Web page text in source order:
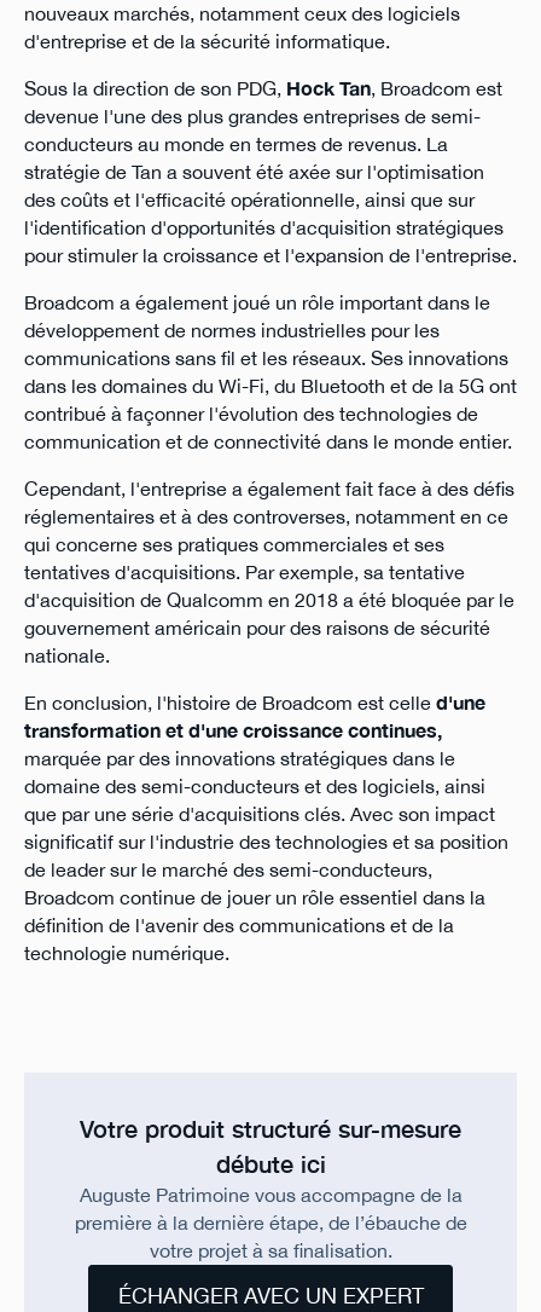
nouveaux marchés, notamment ceux des logiciels
d'entreprise et de la sécurité informatique.
Sous la direction de son PDG, Hock Tan, Broadcom est
devenue l'une des plus grandes entreprises de semi-
conducteurs au monde en termes de revenus. La
stratégie de Tan a souvent été axée sur l'optimisation
des coûts et l'efficacité opérationnelle, ainsi que sur
l'identification d'opportunités d'acquisition stratégiques
pour stimuler la croissance et l'expansion de l'entreprise.
Broadcom a également joué un rôle important dans le
développement de normes industrielles pour les
communications sans fil et les réseaux. Ses innovations
dans les domaines du Wi-Fi, du Bluetooth et de la 5G ont
contribué à façonner l'évolution des technologies de
communication et de connectivité dans le monde entier.
Cependant, l'entreprise a également fait face à des défis
réglementaires et à des controverses, notamment en ce
qui concerne ses pratiques commerciales et ses
tentatives d'acquisitions. Par exemple, sa tentative
d'acquisition de Qualcomm en 2018 a été bloquée par le
gouvernement américain pour des raisons de sécurité
nationale.
En conclusion, l'histoire de Broadcom est celle d'une
transformation et d'une croissance continues,
marquée par des innovations stratégiques dans le
domaine des semi-conducteurs et des logiciels, ainsi
que par une série d'acquisitions clés. Avec son impact
significatif sur l'industrie des technologies et sa position
de leader sur le marché des semi-conducteurs,
Broadcom continue de jouer un rôle essentiel dans la
définition de l'avenir des communications et de la
technologie numérique.
Votre produit structuré sur-mesure
débute ici
Auguste Patrimoine vous accompagne de la
première à la dernière étape, de l’ébauche de
votre projet à sa finalisation.
ÉCHANGER AVEC UN EXPERT